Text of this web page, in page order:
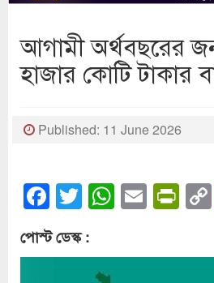
আগামী অর্থবছরের
হাজার কোটি টাকার
Published: 11 June 2026
Facebook
TwitterEmail
পোস্ট ডেস্ক :